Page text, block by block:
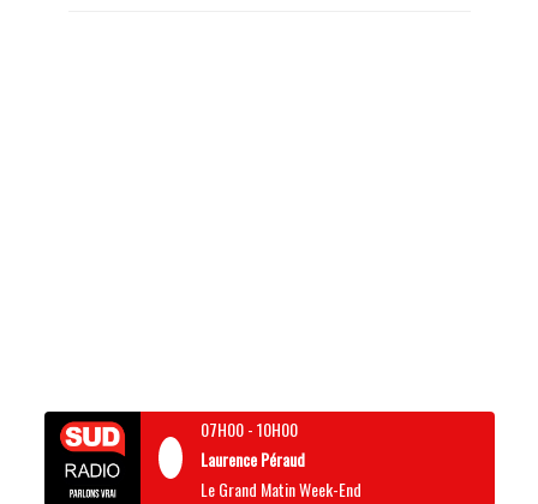
07H00-10H00
Laurence Péraud
Le Grand Matin Week-End